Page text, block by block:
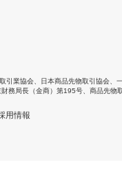
引業協会 日本商品先物取引協会
務局長（金商）第195号、商品先物
用情報